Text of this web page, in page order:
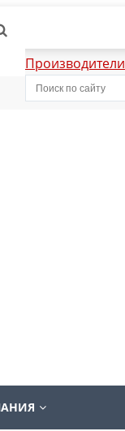
Производители